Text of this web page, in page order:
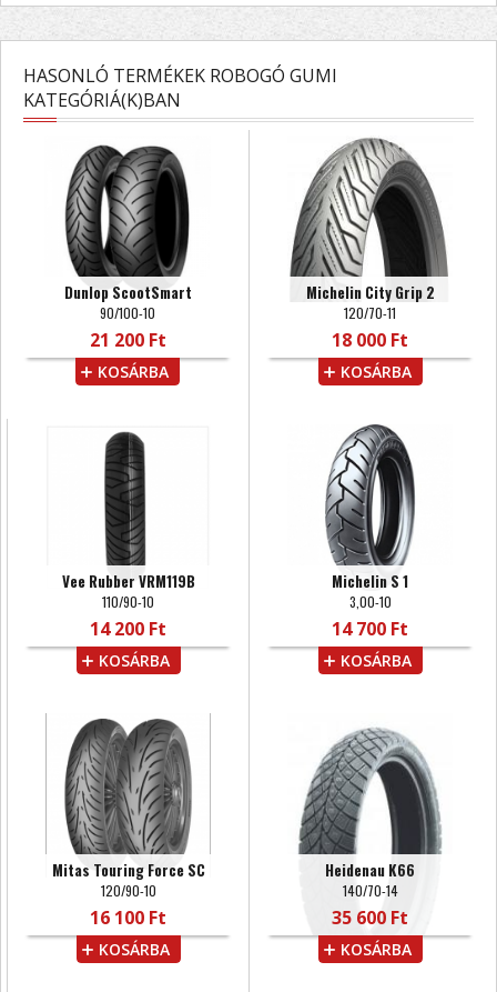
HASONLÓ TERMÉKEK ROBOGÓ GUMI
KATEGÓRIÁ(K)BAN
Dunlop ScootSmart
90/100-10
21 200 Ft
KOSÁRBA
Michelin City Grip 2
120/70-11
18 000 Ft
KOSÁRBA
Vee Rubber VRM119B
110/90-10
14 200 Ft
KOSÁRBA
Michelin S 1
3,00-10
14 700 Ft
KOSÁRBA
Mitas Touring Force SC
120/90-10
16 100 Ft
KOSÁRBA
Heidenau K66
140/70-14
35 600 Ft
KOSÁRBA